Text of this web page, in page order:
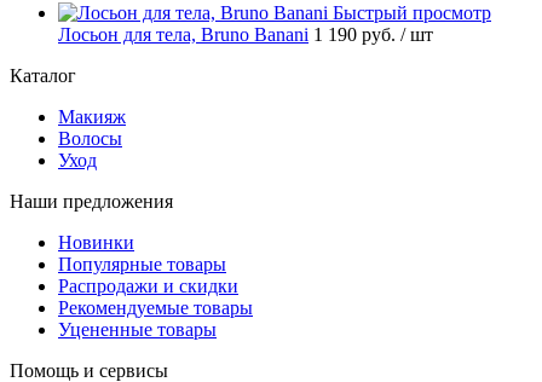
Быстрый просмотр
Лосьон для тела, Bruno Banani 1 190 руб. / шт
Каталог
Макияж
Волосы
Уход
Наши предложения
Новинки
Популярные товары
Распродажи и скидки
Рекомендуемые товары
Уцененные товары
Помощь и сервисы